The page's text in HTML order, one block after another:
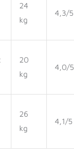
24
kg
4,3/5
20
kg
4,0/5
26
kg
4,1/5